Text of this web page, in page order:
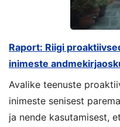
Raport: Riigi
inimeste
Avalike teenuste
inimeste senisest
ja nende kasutamisest,